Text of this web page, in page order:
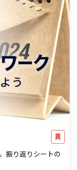
振り返りシートの